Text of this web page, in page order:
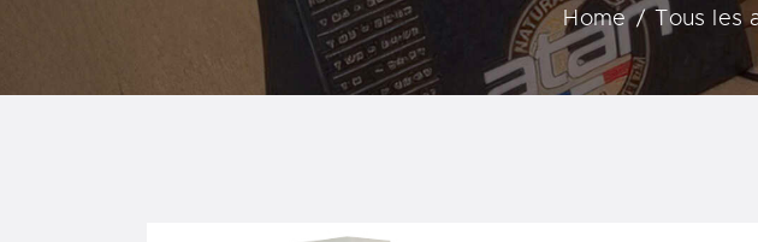
Home Tous les